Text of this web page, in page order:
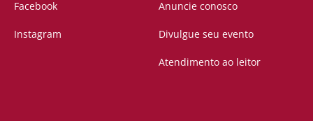
Facebook
Instagram
Anuncie conosco
Divulgue seu evento
Atendimento ao leitor